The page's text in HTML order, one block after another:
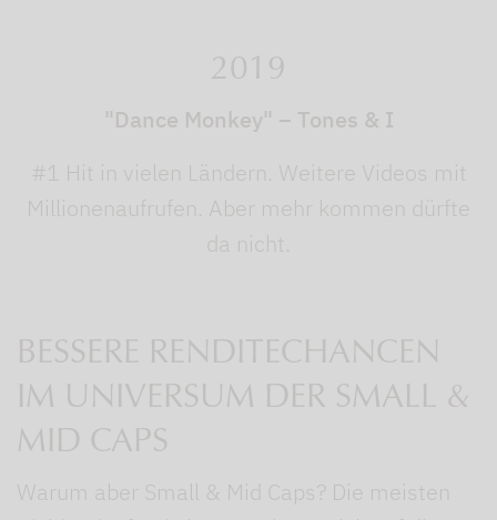
2019
"Dance Monkey" – Tones & I
#1 Hit in vielen Ländern. Weitere Videos mit
Millionenaufrufen. Aber mehr kommen dürfte
da nicht.
BESSERE RENDITECHANCEN
IM UNIVERSUM DER SMALL &
MID CAPS
Warum aber Small & Mid Caps? Die meisten